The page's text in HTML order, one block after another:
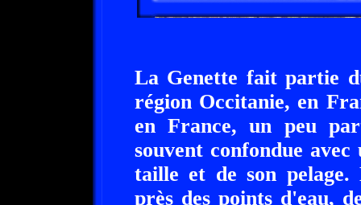
La Genette fait partie
région Occitanie, en
en France, un peu
souvent confondue
taille et de son pelage.
près des points d'eau,